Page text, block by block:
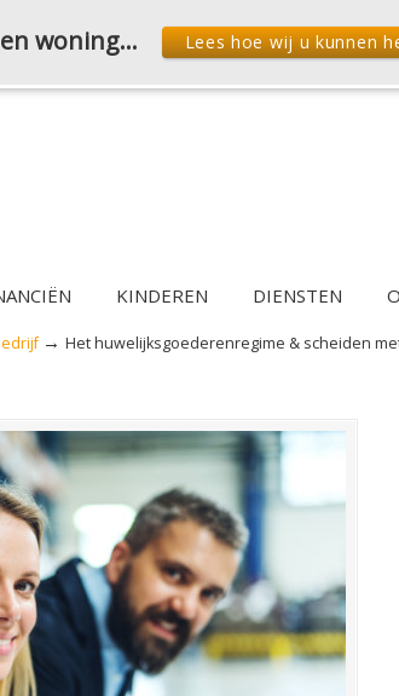
KINDEREN DIENSTEN
→ Het huwelijksgoederenregime & scheiden
woning… Lees hoe wij u kunnen